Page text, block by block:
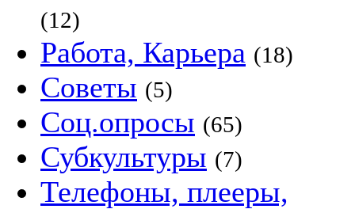
(12)
Работа, Карьера (18)
Советы (5)
Соц.опросы (65)
Субкультуры (7)
Телефоны, плееры,